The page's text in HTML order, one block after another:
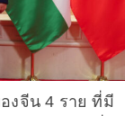
งจีน 4 ราย ที่มี